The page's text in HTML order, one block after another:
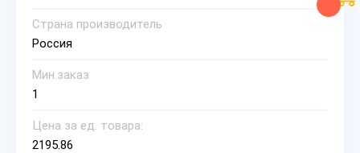
Страна производитель
Россия
Мин.заказ
1
Цена за ед. товара:
2195.86